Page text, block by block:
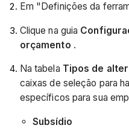
Em "Definições da
Clique na guia
orçamento .
Na tabela Tipos de
caixas de seleção para
específicos para sua
Subsídio